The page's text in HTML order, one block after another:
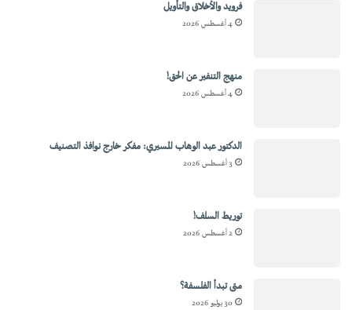
فرويد والأخلاق والتأويل
4 أغسطس 2026
منهج التنفير عن الحق!
4 أغسطس 2026
الدكتور عبد الوهاب المسيري: مفكر خارج نوافذ التصنيف
3 أغسطس 2026
توريط السلف!
2 أغسطس 2026
متى تبدأ الفلسفة؟
30 يوليو 2026